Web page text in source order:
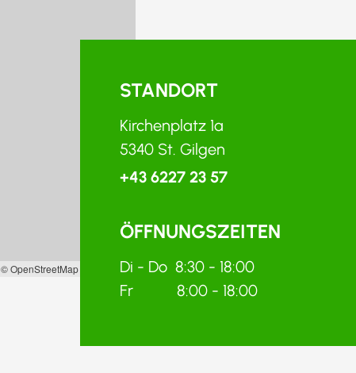
© OpenStreetMap contributors
STANDORT
Kirchenplatz 1a
5340 St. Gilgen
+43 6227 23 57
ÖFFNUNGSZEITEN
Di - Do 8:30 - 18:00
Fr 8:00 - 18:00